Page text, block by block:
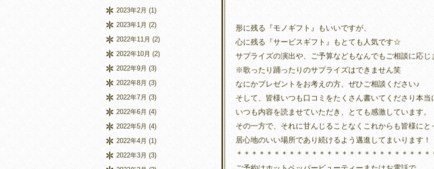
形に残る『モノギフト』もいいですが、
心に残る『サービスギフト』もとても人気です☆
サプライズの演出や、ご予算などもなんでもご相談に応
※歌ったり踊ったりのサプライズはできません笑
なにかプレゼントをお考えの方、ぜひご相談ください♪
そして、皆様いつも口コミをたくさん書いてくださり本当
いつも内容を読ませていただき、とても感激しています。
その一方で、それに甘んじることなくこれからも皆様にと
居心地のいい場所であり続けるよう邁進してまいります！
＊＊＊＊＊＊＊＊＊＊＊＊＊＊＊＊＊＊＊＊＊＊＊＊＊＊
2023年2月 (1)
2023年1月 (2)
2022年11月 (2)
2022年10月 (2)
2022年9月 (3)
2022年8月 (3)
2022年7月 (3)
2022年6月 (4)
2022年5月 (4)
2022年4月 (1)
2022年3月 (3)